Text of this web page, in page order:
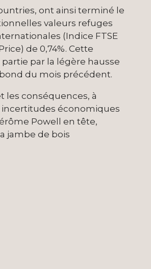
ont ainsi terminé le
valeurs refuges
(Indice FTSE
de 0,74%. Cette
par la légère hausse
du mois précédent.
les conséquences, à
économiques
Powell en tête,
jambe de bois